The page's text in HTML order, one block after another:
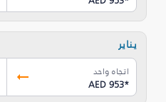
يناير
اتجاه واحد
AED 953*